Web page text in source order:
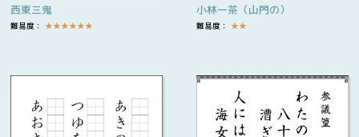
西東三鬼
難易度： ★★★★★★
小林一茶（山門の）
難易度： ★★